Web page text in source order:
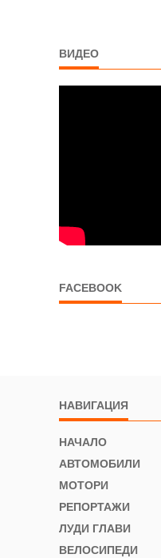
ВИДЕО
FACEBOOK
НАВИГАЦИЯ
НАЧАЛО
АВТОМОБИЛИ
МОТОРИ
РЕПОРТАЖИ
ЛУДИ ГЛАВИ
ВЕЛОСИПЕДИ